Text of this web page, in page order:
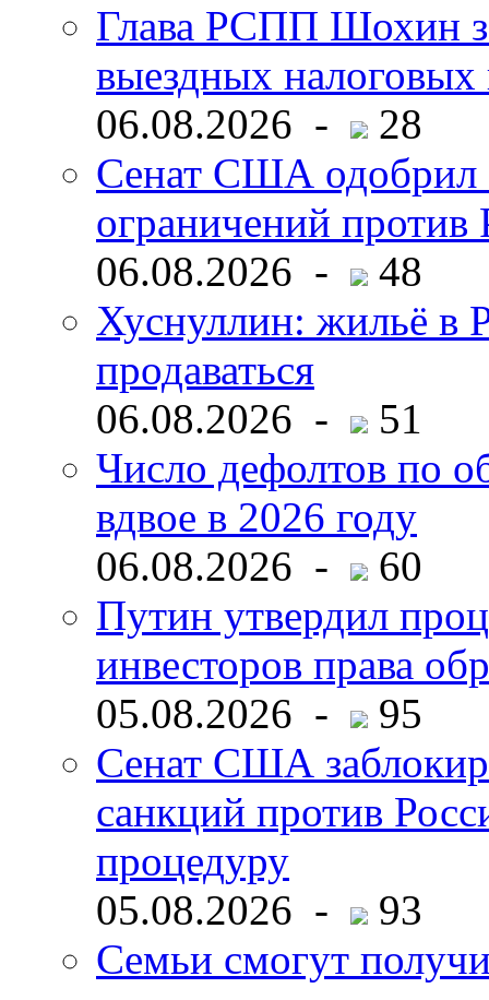
Глава РСПП Шохин
выездных налоговых
06.08.2026 -
28
Сенат США одобрил
ограничений
06.08.2026 -
48
Хуснуллин: жильё в
продаваться
06.08.2026 -
51
Число дефолтов по
вдвое в 2026 году
06.08.2026 -
60
Путин утвердил
инвесторов права
05.08.2026 -
95
Сенат США
санкций против
процедуру
05.08.2026 -
93
Семьи смогут